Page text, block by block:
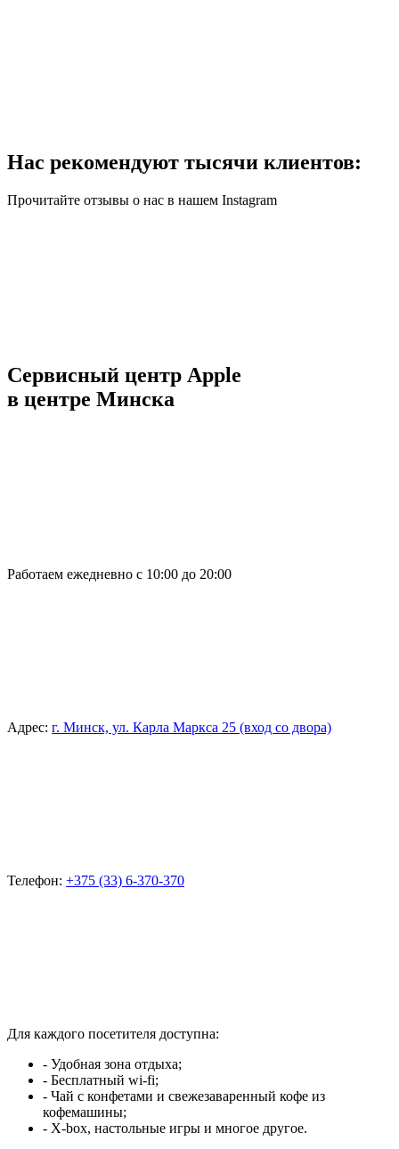
Нас рекомендуют тысячи клиентов:
Прочитайте отзывы о нас в нашем Instagram
Сервисный центр Apple
в центре Минска
Работаем ежедневно с 10:00 до 20:00
Адрес: г. Минск, ул. Карла Маркса 25 (вход со двора)
Телефон: +375 (33) 6-370-370
Для каждого посетителя доступна:
- Удобная зона отдыха;
- Бесплатный wi-fi;
- Чай с конфетами и свежезаваренный кофе из
кофемашины;
- X-box, настольные игры и многое другое.